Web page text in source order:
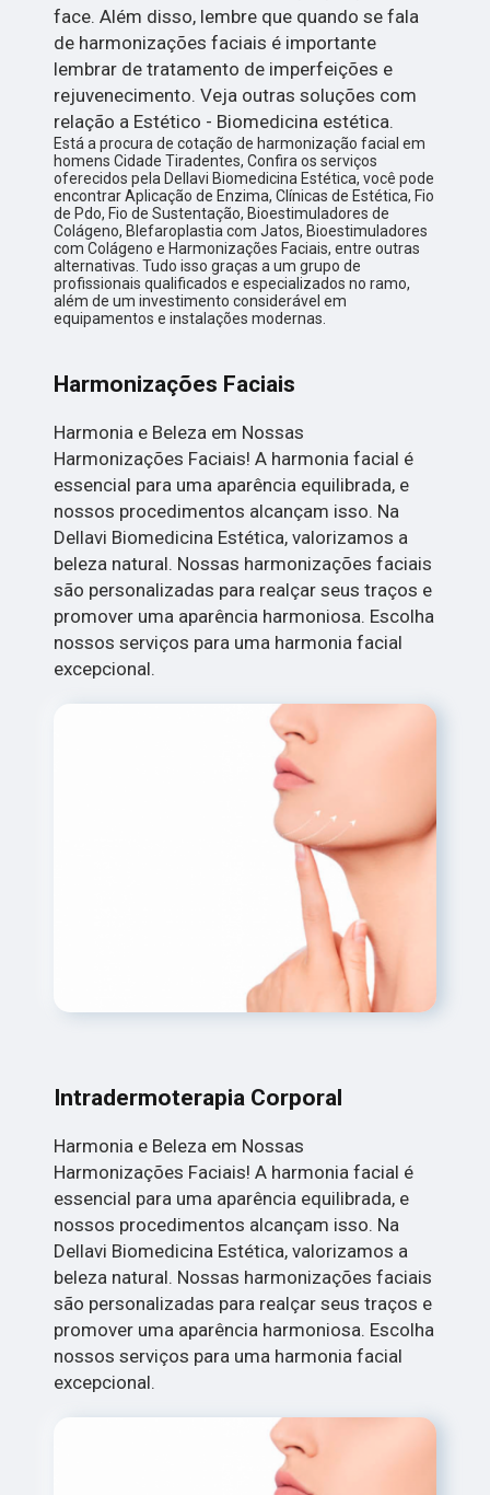
face. Além disso, lembre que quando se fala
de harmonizações faciais é importante
lembrar de tratamento de imperfeições e
rejuvenecimento. Veja outras soluções com
relação a Estético - Biomedicina estética.
Está a procura de cotação de harmonização facial em
homens Cidade Tiradentes, Confira os serviços
oferecidos pela Dellavi Biomedicina Estética, você pode
encontrar Aplicação de Enzima, Clínicas de Estética, Fio
de Pdo, Fio de Sustentação, Bioestimuladores de
Colágeno, Blefaroplastia com Jatos, Bioestimuladores
com Colágeno e Harmonizações Faciais, entre outras
alternativas. Tudo isso graças a um grupo de
profissionais qualificados e especializados no ramo,
além de um investimento considerável em
equipamentos e instalações modernas.
Harmonizações Faciais
Harmonia e Beleza em Nossas
Harmonizações Faciais! A harmonia facial é
essencial para uma aparência equilibrada, e
nossos procedimentos alcançam isso. Na
Dellavi Biomedicina Estética, valorizamos a
beleza natural. Nossas harmonizações faciais
são personalizadas para realçar seus traços e
promover uma aparência harmoniosa. Escolha
nossos serviços para uma harmonia facial
excepcional.
Intradermoterapia Corporal
Harmonia e Beleza em Nossas
Harmonizações Faciais! A harmonia facial é
essencial para uma aparência equilibrada, e
nossos procedimentos alcançam isso. Na
Dellavi Biomedicina Estética, valorizamos a
beleza natural. Nossas harmonizações faciais
são personalizadas para realçar seus traços e
promover uma aparência harmoniosa. Escolha
nossos serviços para uma harmonia facial
excepcional.